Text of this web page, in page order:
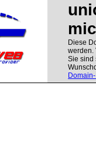
Diese
werden.
Sie sind